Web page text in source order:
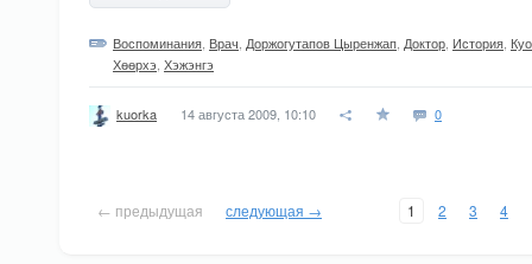
Воспоминания Врач Доржогутапов Цыренжап Доктор История
Хѳѳрхэ Хэжэнгэ
kuorka 14 августа 2009, 10:10 0
← предыдущая следующая → 1 2 3 4